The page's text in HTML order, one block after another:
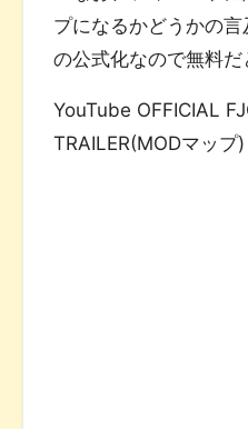
プになるかどうかの
の公式化なので無料だ
YouTube OFFICIAL
TRAILER(MODマップ)